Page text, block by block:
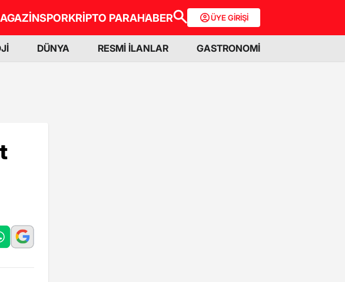
SPORKRİPTO PARAHABER ÜYE GİRİŞİ
DÜNYA RESMİ İLANLAR GASTRONOMİ